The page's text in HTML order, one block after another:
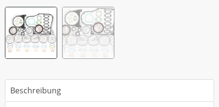
Beschreibung